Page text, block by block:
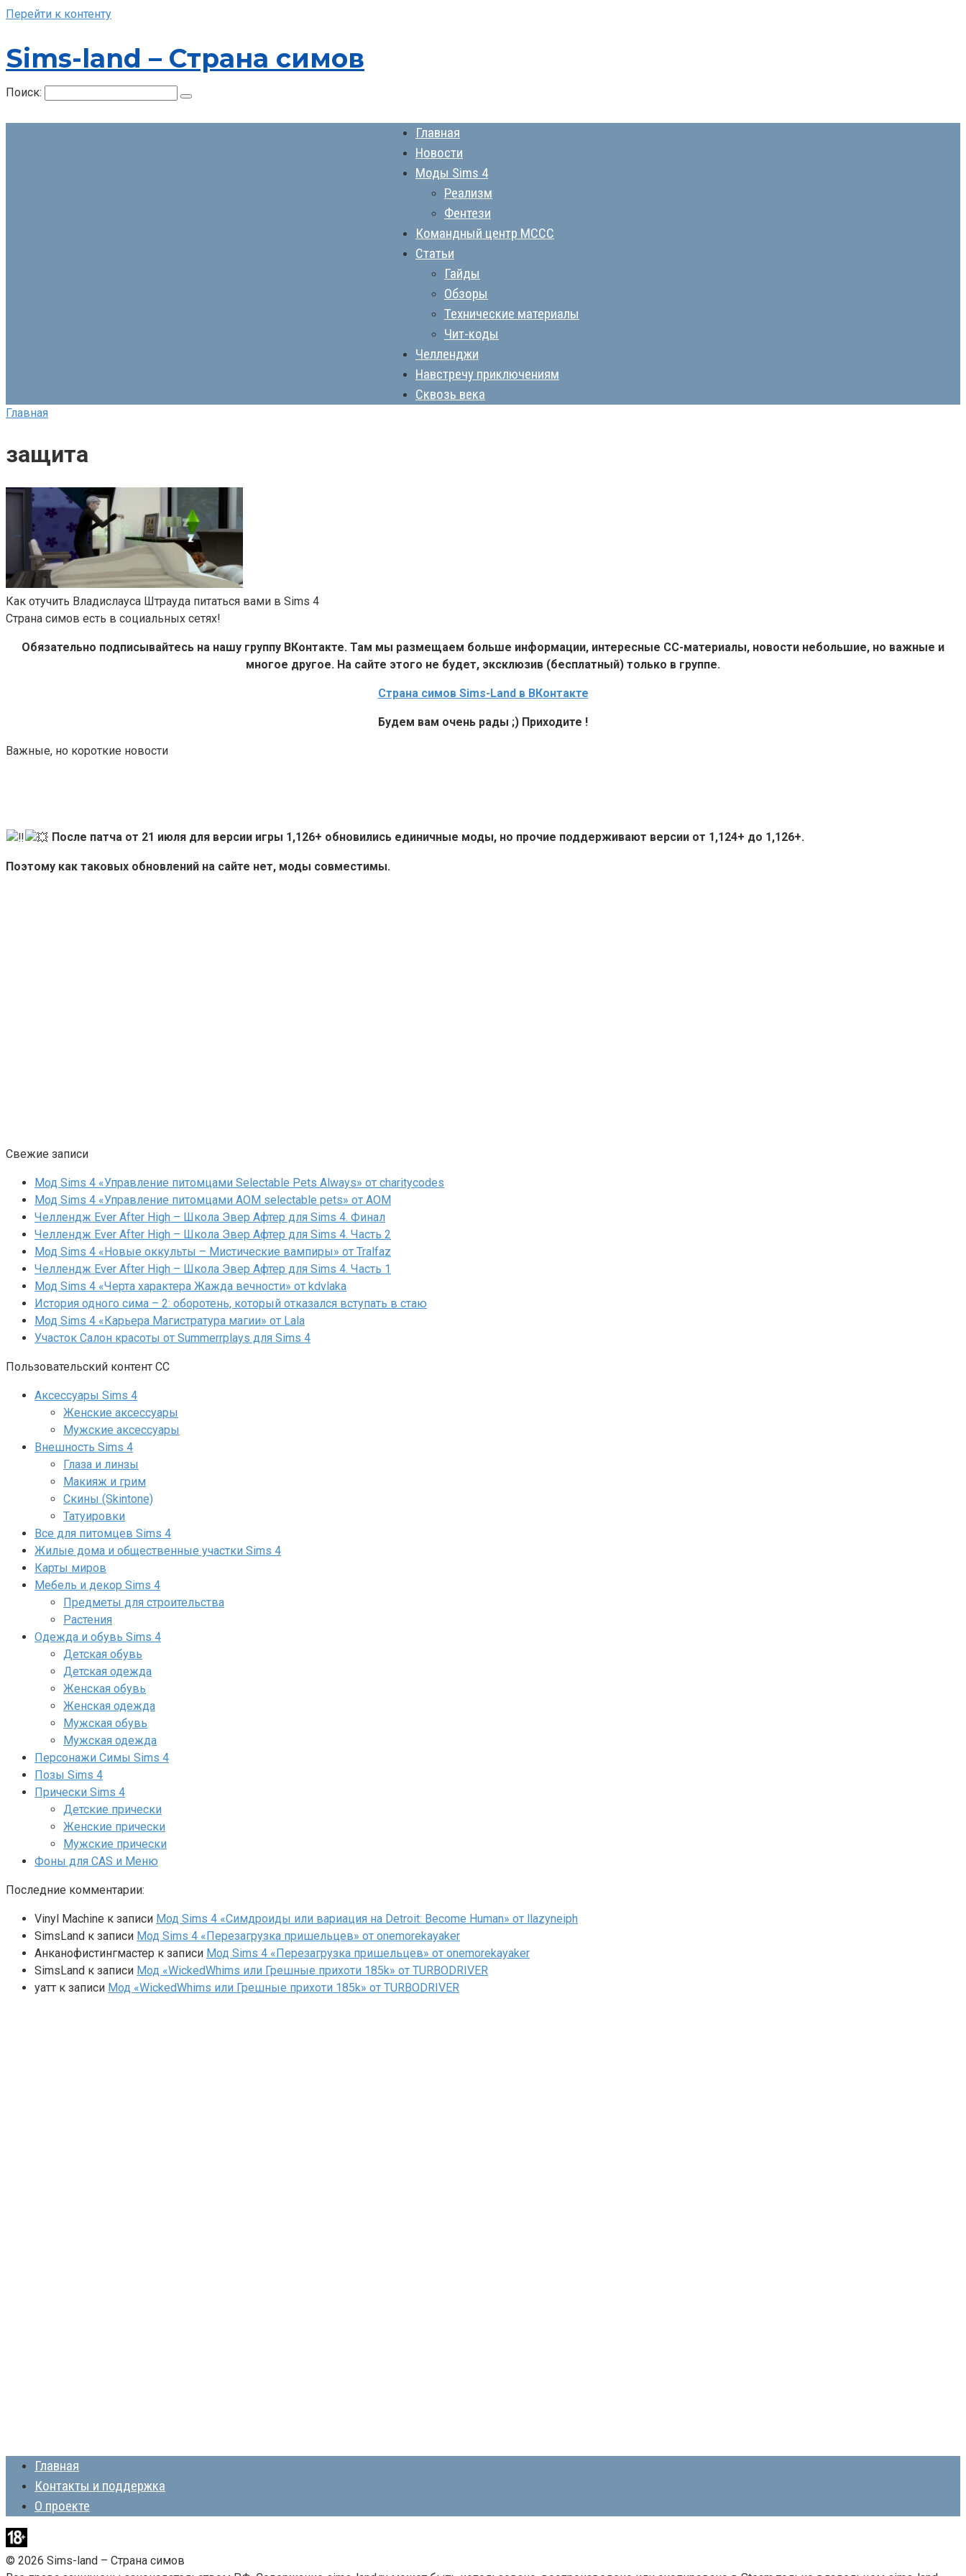
Перейти к контенту
Sims-land – Страна симов
Поиск:
Главная
Новости
Моды Sims 4
Реализм
Фентези
Командный центр MCCC
Статьи
Гайды
Обзоры
Технические материалы
Чит-коды
Челленджи
Навстречу приключениям
Сквозь века
Главная
защита
Как отучить Владислауса Штрауда питаться вами в Sims 4
Страна симов есть в социальных сетях!
Обязательно подписывайтесь на нашу группу ВКонтакте. Там мы размещаем больше информации, интересные СС-материалы, новости небольшие, но важные и
многое другое. На сайте этого не будет, эксклюзив (бесплатный) только в группе.
Страна симов Sims-Land в ВКонтакте
Будем вам очень рады ;) Приходите !
Важные, но короткие новости
После патча от 21 июля для версии игры 1,126+ обновились единичные моды, но прочие поддерживают версии от 1,124+ до 1,126+.
Поэтому как таковых обновлений на сайте нет, моды совместимы.
Свежие записи
Мод Sims 4 «Управление питомцами Selectable Pets Always» от charitycodes
Мод Sims 4 «Управление питомцами AOM selectable pets» от AOM
Челлендж Ever After High – Школа Эвер Афтер для Sims 4. Финал
Челлендж Ever After High – Школа Эвер Афтер для Sims 4. Часть 2
Мод Sims 4 «Новые оккульты – Мистические вампиры» от Tralfaz
Челлендж Ever After High – Школа Эвер Афтер для Sims 4. Часть 1
Мод Sims 4 «Черта характера Жажда вечности» от kdvlaka
История одного сима – 2: оборотень, который отказался вступать в стаю
Мод Sims 4 «Карьера Магистратура магии» от Lala
Участок Салон красоты от Summerrplays для Sims 4
Пользовательский контент СС
Аксессуары Sims 4
Женские аксессуары
Мужские аксессуары
Внешность Sims 4
Глаза и линзы
Макияж и грим
Скины (Skintone)
Татуировки
Все для питомцев Sims 4
Жилые дома и общественные участки Sims 4
Карты миров
Мебель и декор Sims 4
Предметы для строительства
Растения
Одежда и обувь Sims 4
Детская обувь
Детская одежда
Женская обувь
Женская одежда
Мужская обувь
Мужская одежда
Персонажи Симы Sims 4
Позы Sims 4
Прически Sims 4
Детские прически
Женские прически
Мужские прически
Фоны для CAS и Меню
Последние комментарии:
Vinyl Machine к записи Мод Sims 4 «Симдроиды или вариация на Detroit: Become Human» от llazyneiph
SimsLand к записи Мод Sims 4 «Перезагрузка пришельцев» от onemorekayaker
Анканофистингмастер к записи Мод Sims 4 «Перезагрузка пришельцев» от onemorekayaker
SimsLand к записи Мод «WickedWhims или Грешные прихоти 185k» от TURBODRIVER
yaтт к записи Мод «WickedWhims или Грешные прихоти 185k» от TURBODRIVER
Главная
Контакты и поддержка
О проекте
© 2026 Sims-land – Страна симов